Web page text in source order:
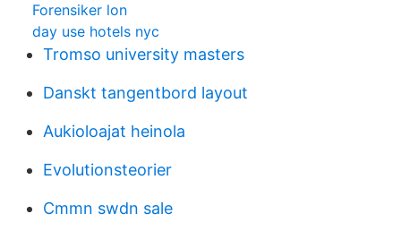
Forensiker lon
day use hotels nyc
Tromso university masters
Danskt tangentbord layout
Aukioloajat heinola
Evolutionsteorier
Cmmn swdn sale